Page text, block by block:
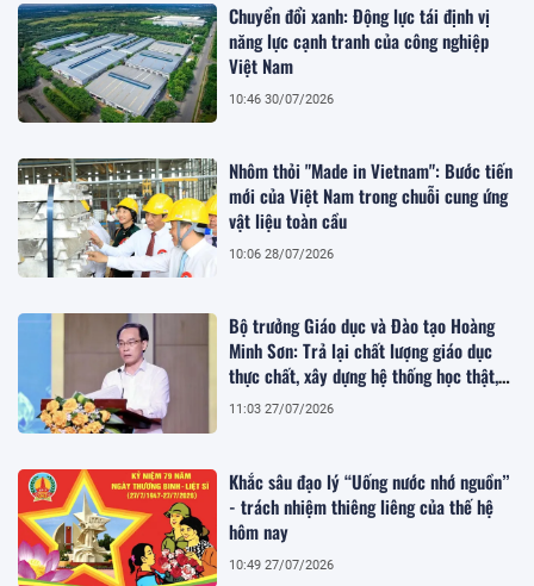
Chuyển đổi xanh: Động lực tái định vị
năng lực cạnh tranh của công nghiệp
Việt Nam
10:46 30/07/2026
Nhôm thỏi "Made in Vietnam": Bước tiến
mới của Việt Nam trong chuỗi cung ứng
vật liệu toàn cầu
10:06 28/07/2026
Bộ trưởng Giáo dục và Đào tạo Hoàng
Minh Sơn: Trả lại chất lượng giáo dục
thực chất, xây dựng hệ thống học thật,
thi thật
11:03 27/07/2026
Khắc sâu đạo lý “Uống nước nhớ nguồn”
- trách nhiệm thiêng liêng của thế hệ
hôm nay
10:49 27/07/2026